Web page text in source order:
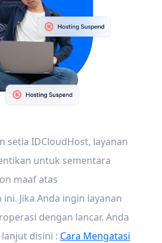
setia IDCloudHost, layanan
untuk sementara
maaf atas
Jika Anda ingin layanan
dengan lancar. Anda
disini : Cara Mengatasi